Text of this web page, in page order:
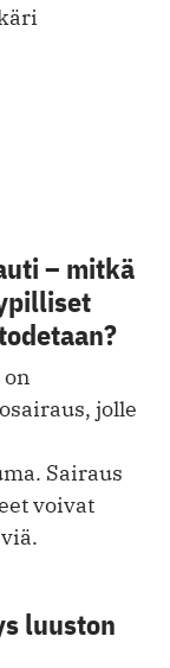
– mitkä
jolle
Sairaus
voivat
luuston